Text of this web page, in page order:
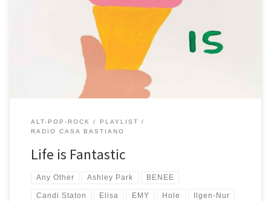
così “Life is Fantastic”, playlist di fine estate ricca di tante belle
canzoni cantate da voci prevalentemente femminili. La modalità è
sempre la stessa: ascolto canzoni, quelle che mi colpiscono le
metto dentro una playlist […]
ALT-POP-ROCK
PLAYLIST
RADIO CASA BASTIANO
Life is Fantastic
Any Other Ashley Park BENEE
Candi Staton Elisa EMY Hole Ilgen-Nur